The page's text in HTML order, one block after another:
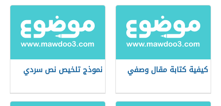
كيفية كتابة مقال وصفي نموذج تلخيص نص سردي